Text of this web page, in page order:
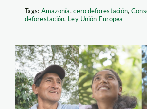
Tags: Amazonía,cero deforestación,
deforestación, Ley Unión Europea